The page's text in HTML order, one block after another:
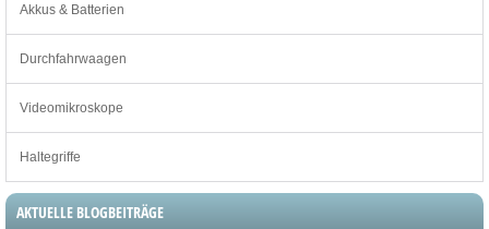
Akkus & Batterien
Durchfahrwaagen
Videomikroskope
Haltegriffe
AKTUELLE BLOGBEITRÄGE